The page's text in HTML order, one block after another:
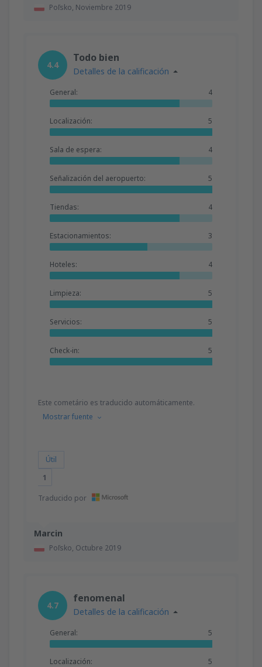
Poľsko, Noviembre 2019
Marcin
Poľsko, Octubre 2019
4.4
Todo bien
Detalles de la calificación
General: 4
Localización: 5
Sala de espera: 4
Señalización del aeropuerto: 5
Tiendas: 4
Estacionamientos: 3
Hoteles: 4
Limpieza: 5
Servicios: 5
Check-in: 5
Este cometário es traducido automáticamente.
Mostrar fuente
Útil
1
Traducido por
4.7
fenomenal
Detalles de la calificación
General: 5
Localización: 5